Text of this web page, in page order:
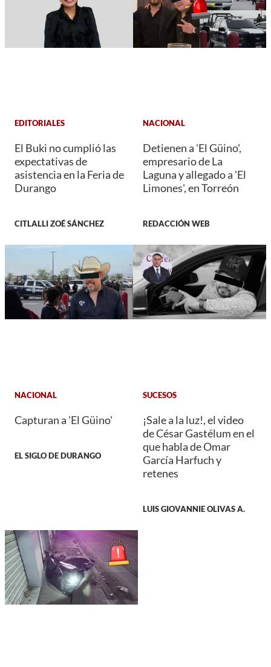
EDITORIALES
El Buki no cumplió las
expectativas de
asistencia en la Feria de
Durango
CITLALLI ZOÉ SÁNCHEZ
NACIONAL
Detienen a 'El Güino',
empresario de La
Laguna y allegado a 'El
Limones', en Torreón
REDACCIÓN WEB
NACIONAL
Capturan a 'El Güino'
EL SIGLO DE DURANGO
SUCESOS
¡Sale a la luz!, el video
de César Gastélum en el
que habla de Omar
García Harfuch y
retenes
LUIS GIOVANNIE OLIVAS A.